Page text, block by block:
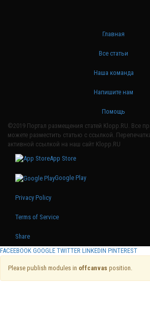
Главная
Все статьи
Наша команда
Напишите нам
Помощь
©2019 Портал размещения статей Klopp.RU. Все
можете разместить статью с ссылкой.
активной ссылкой на наш сайт Klopp.RU
App Store
Google Play
Privacy Policy
Terms of Service
Share
FACEEBOOK GOOGLE TWITTER LINKEDIN PINTEREST
Please publish modules in offcanvas position.